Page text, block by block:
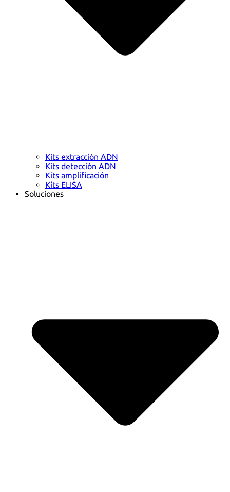
Kits extracción ADN
Kits detección ADN
Kits amplificación
Kits ELISA
Soluciones